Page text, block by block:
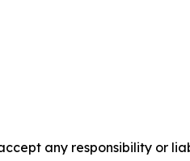
any responsibility or